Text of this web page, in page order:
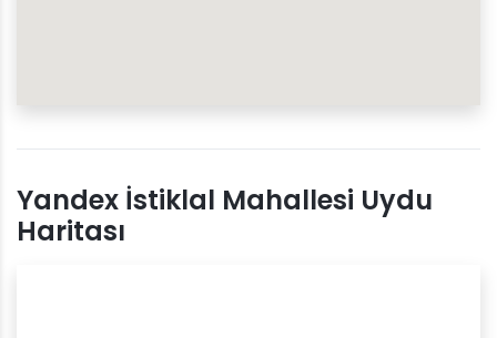
Yandex İstiklal Mahallesi Uydu
Haritası